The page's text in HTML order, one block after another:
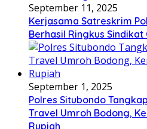
September 11, 2025
Kerjasama Satreskrim
Berhasil Ringkus
September 1, 2025
Polres Situbondo
Travel Umroh Bodong,
Rupiah